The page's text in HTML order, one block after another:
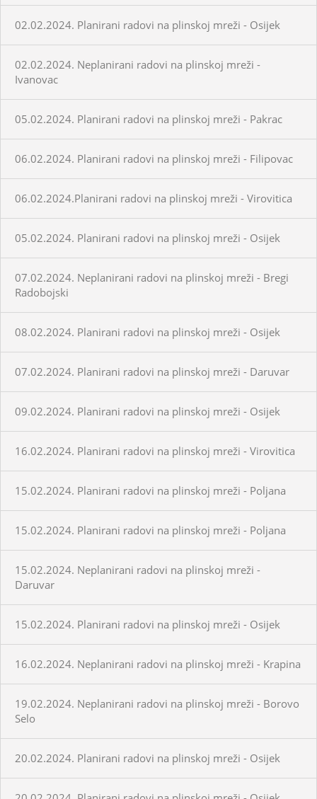
02.02.2024. Planirani radovi na plinskoj mreži - Osijek
02.02.2024. Neplanirani radovi na plinskoj mreži -
Ivanovac
05.02.2024. Planirani radovi na plinskoj mreži - Pakrac
06.02.2024. Planirani radovi na plinskoj mreži - Filipovac
06.02.2024.Planirani radovi na plinskoj mreži - Virovitica
05.02.2024. Planirani radovi na plinskoj mreži - Osijek
07.02.2024. Neplanirani radovi na plinskoj mreži - Bregi
Radobojski
08.02.2024. Planirani radovi na plinskoj mreži - Osijek
07.02.2024. Planirani radovi na plinskoj mreži - Daruvar
09.02.2024. Planirani radovi na plinskoj mreži - Osijek
16.02.2024. Planirani radovi na plinskoj mreži - Virovitica
15.02.2024. Planirani radovi na plinskoj mreži - Poljana
15.02.2024. Planirani radovi na plinskoj mreži - Poljana
15.02.2024. Neplanirani radovi na plinskoj mreži -
Daruvar
15.02.2024. Planirani radovi na plinskoj mreži - Osijek
16.02.2024. Neplanirani radovi na plinskoj mreži - Krapina
19.02.2024. Neplanirani radovi na plinskoj mreži - Borovo
Selo
20.02.2024. Planirani radovi na plinskoj mreži - Osijek